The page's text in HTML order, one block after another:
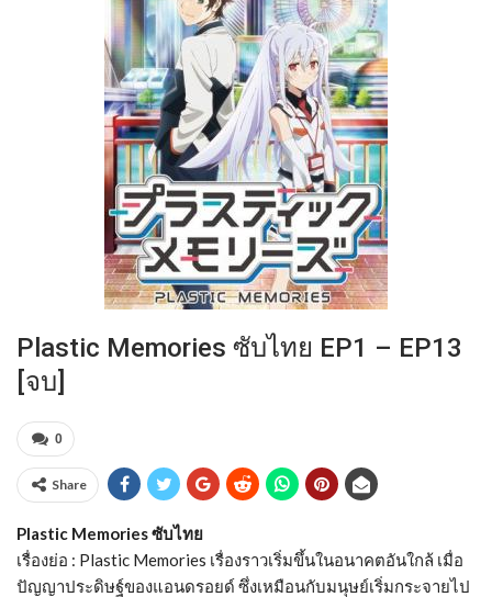
Plastic Memories ซับไทย EP1 – EP13
[จบ]
0
Share
Plastic Memories ซับไทย
เรื่องย่อ : Plastic Memories เรื่องราวเริ่มขึ้นในอนาคตอันใกล้ เมื่อ
ปัญญาประดิษฐ์ของแอนดรอยด์ ซึ่งเหมือนกับมนุษย์เริ่มกระจายไป